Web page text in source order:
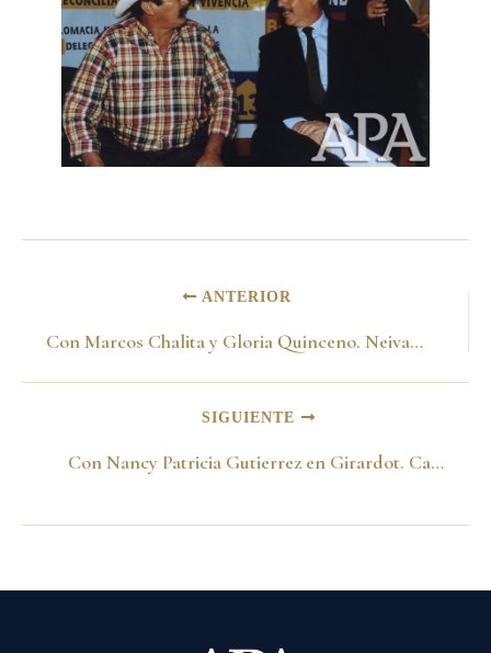
ANTERIOR
Con Marcos Chalita y Gloria Quinceno. Neiva-Huila 1998
SIGUIENTE
Con Nancy Patricia Gutierrez en Girardot. Campaña 1998